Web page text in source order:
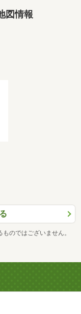
図情報
のではございません。